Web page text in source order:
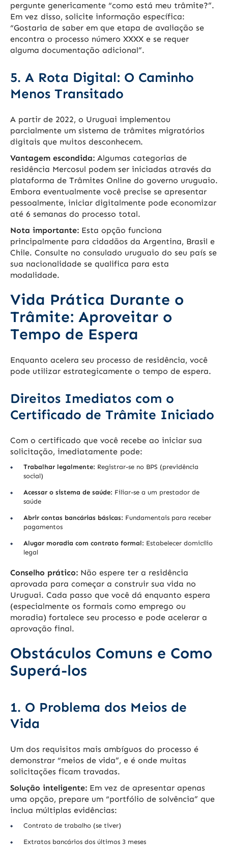
pergunte genericamente “como está meu trâmite?”.
Em vez disso, solicite informação específica:
“Gostaria de saber em que etapa de avaliação se
encontra o processo número XXXX e se requer
alguma documentação adicional”.
5. A Rota Digital: O Caminho
Menos Transitado
A partir de 2022, o Uruguai implementou
parcialmente um sistema de trâmites migratórios
digitais que muitos desconhecem.
Vantagem escondida: Algumas categorias de
residência Mercosul podem ser iniciadas através da
plataforma de Trâmites Online do governo uruguaio.
Embora eventualmente você precise se apresentar
pessoalmente, iniciar digitalmente pode economizar
até 6 semanas do processo total.
Nota importante: Esta opção funciona
principalmente para cidadãos da Argentina, Brasil e
Chile. Consulte no consulado uruguaio do seu país se
sua nacionalidade se qualifica para esta
modalidade.
Vida Prática Durante o
Trâmite: Aproveitar o
Tempo de Espera
Enquanto acelera seu processo de residência, você
pode utilizar estrategicamente o tempo de espera.
Direitos Imediatos com o
Certificado de Trâmite Iniciado
Com o certificado que você recebe ao iniciar sua
solicitação, imediatamente pode:
Trabalhar legalmente: Registrar-se no BPS (previdência
social)
Acessar o sistema de saúde: Filiar-se a um prestador de
saúde
Abrir contas bancárias básicas: Fundamentais para receber
pagamentos
Alugar moradia com contrato formal: Estabelecer domicílio
legal
Conselho prático: Não espere ter a residência
aprovada para começar a construir sua vida no
Uruguai. Cada passo que você dá enquanto espera
(especialmente os formais como emprego ou
moradia) fortalece seu processo e pode acelerar a
aprovação final.
Obstáculos Comuns e Como
Superá-los
1. O Problema dos Meios de
Vida
Um dos requisitos mais ambíguos do processo é
demonstrar “meios de vida”, e é onde muitas
solicitações ficam travadas.
Solução inteligente: Em vez de apresentar apenas
uma opção, prepare um “portfólio de solvência” que
inclua múltiplas evidências:
Contrato de trabalho (se tiver)
Extratos bancários dos últimos 3 meses